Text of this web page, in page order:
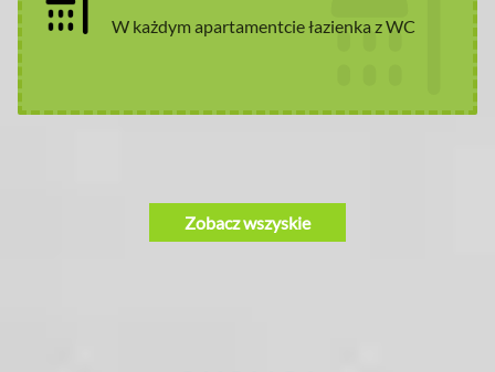
W każdym apartamentcie łazienka z WC
Zobacz wszyskie